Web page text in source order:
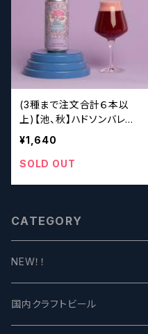
(3種まで注文合計６本以
上)【池、秋】ハドソンバレ
ー Hudson Valley Gly
cerin Blackberry & Pea
ch
¥1,640
SOLD OUT
CATEGORY
NEW！！
国内クラフトビール